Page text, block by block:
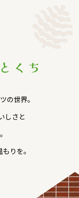
くち
の世界。
しさと
りを。